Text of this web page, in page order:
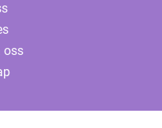
oss